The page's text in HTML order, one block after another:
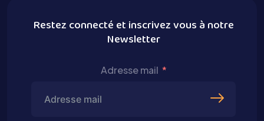
Restez connecté et inscrivez vous à notre
Newsletter
Adresse mail